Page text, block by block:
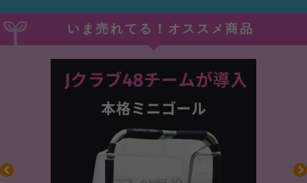
いま売れてる！オススメ商品